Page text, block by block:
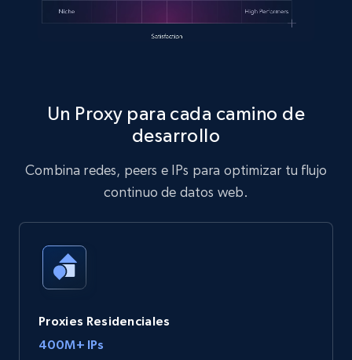
Un Proxy para cada camino de
desarrollo
Combina redes, peers e IPs para optimizar tu flujo
continuo de datos web.
Proxies Residenciales
400M+ IPs